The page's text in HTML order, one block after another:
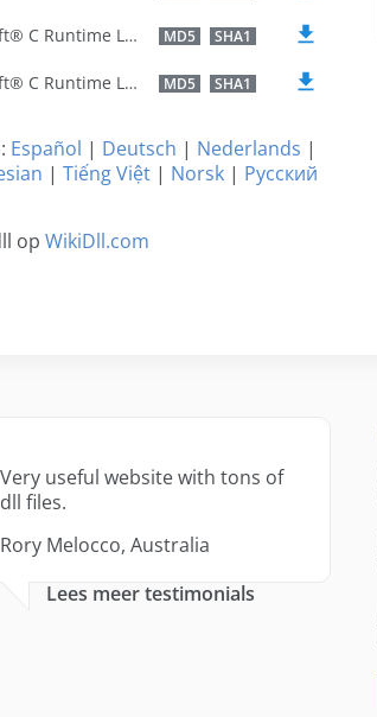
Microsoft® C Runtime Library MD5 SHA1
Microsoft® C Runtime Library MD5 SHA1
Español | Deutsch | Nederlands |
| Tiếng Việt | Norsk | Русский
op WikiDll.com
Very useful website with tons of
dll files.
Rory Melocco, Australia
Lees meer testimonials